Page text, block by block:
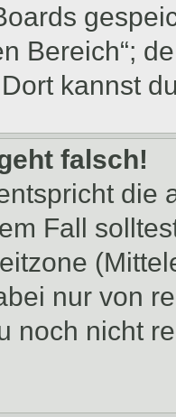
Bereich“;
kannst
falsch!
die
Fall
nur von
noch nicht